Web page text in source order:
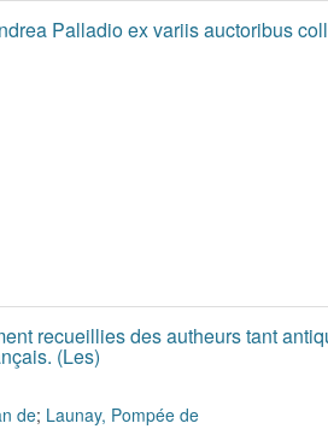
Palladio ex variis auctoribus
recueillies des autheurs tant
(Les)
de; Launay, Pompée de